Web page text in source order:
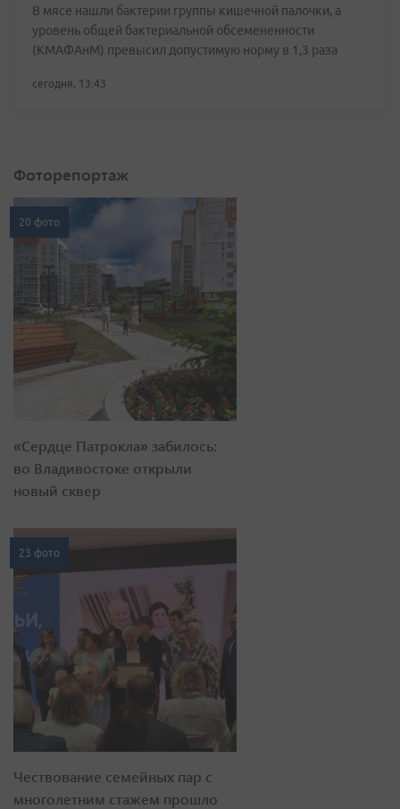
В мясе нашли бактерии группы кишечной палочки, а
уровень общей бактериальной обсемененности
(КМАФАнМ) превысил допустимую норму в 1,3 раза
сегодня, 13:43
Фоторепортаж
20 фото
«Сердце Патрокла» забилось:
во Владивостоке открыли
новый сквер
23 фото
Чествование семейных пар с
многолетним стажем прошло